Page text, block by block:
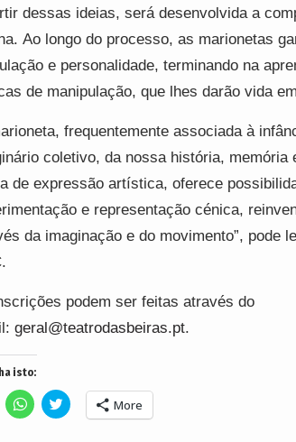
dessas ideias, será desenvolvida a
Ao longo do processo, as marionetas
e personalidade, terminando na
de manipulação, que lhes darão vida
frequentemente associada à
coletivo, da nossa história, memória
de expressão artística, oferece
e representação cénica,
da imaginação e do movimento”, pode
podem ser feitas através do
geral@teatrodasbeiras.pt.
isto:
Click
to
Click
to More